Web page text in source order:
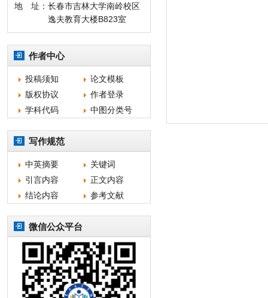
地 址：长春市吉林大学南岭校区
逸夫教育大楼B823室
作者中心
投稿须知
论文模板
版权协议
作者登录
学科代码
中图分类号
写作规范
中英摘要
关键词
引言内容
正文内容
结论内容
参考文献
微信公众平台